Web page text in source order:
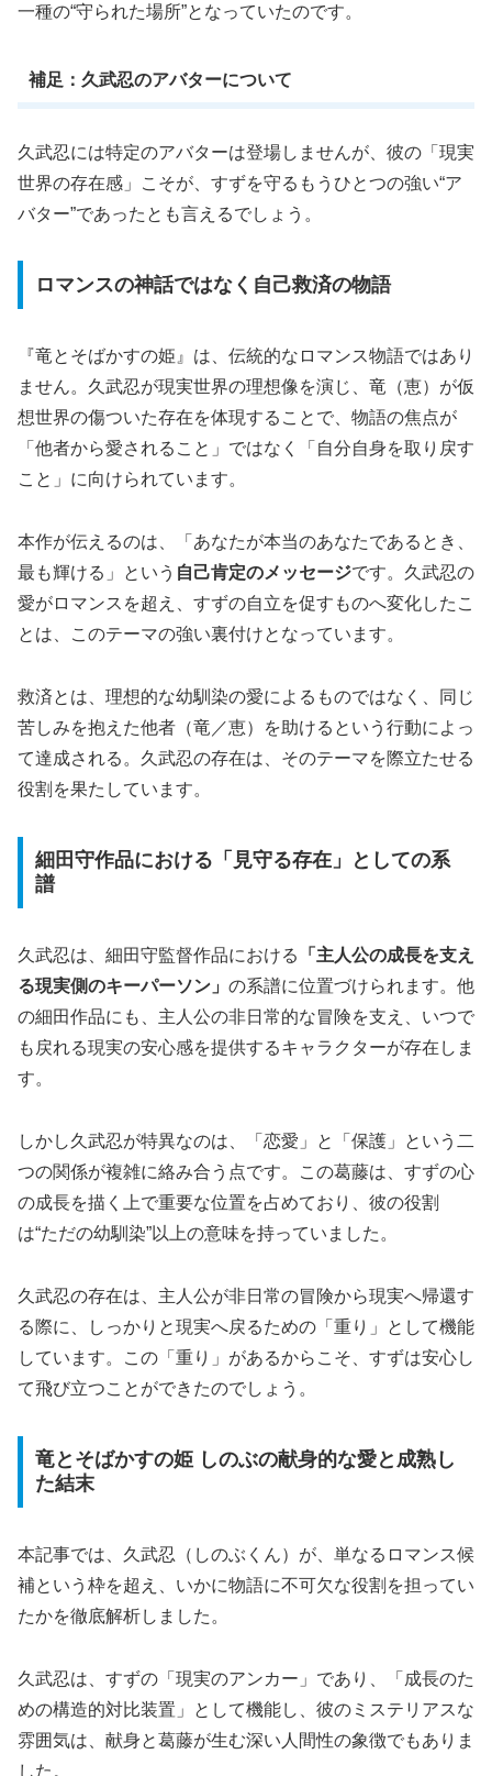
一種の“守られた場所”となっていたのです。
補足：久武忍のアバターについて
久武忍には特定のアバターは登場しませんが、彼の「現実
世界の存在感」こそが、すずを守るもうひとつの強い“ア
バター”であったとも言えるでしょう。
ロマンスの神話ではなく自己救済の物語
『竜とそばかすの姫』は、伝統的なロマンス物語ではあり
ません。久武忍が現実世界の理想像を演じ、竜（恵）が仮
想世界の傷ついた存在を体現することで、物語の焦点が
「他者から愛されること」ではなく「自分自身を取り戻す
こと」に向けられています。
本作が伝えるのは、「あなたが本当のあなたであるとき、
最も輝ける」という 自己肯定のメッセージです。久武忍の
愛がロマンスを超え、すずの自立を促すものへ変化したこ
とは、このテーマの強い裏付けとなっています。
救済とは、理想的な幼馴染の愛によるものではなく、同じ
苦しみを抱えた他者（竜／恵）を助けるという行動によっ
て達成される。久武忍の存在は、そのテーマを際立たせる
役割を果たしています。
細田守作品における「見守る存在」としての系
譜
久武忍は、細田守監督作品における
「主人公の成長を支え
る現実側のキーパーソン」 の系譜に位置づけられます。他
の細田作品にも、主人公の非日常的な冒険を支え、いつで
も戻れる現実の安心感を提供するキャラクターが存在しま
す。
しかし久武忍が特異なのは、「恋愛」と「保護」という二
つの関係が複雑に絡み合う点です。この葛藤は、すずの心
の成長を描く上で重要な位置を占めており、彼の役割
は“ただの幼馴染”以上の意味を持っていました。
久武忍の存在は、主人公が非日常の冒険から現実へ帰還す
る際に、
しっかりと現実へ戻るための「重り」
として機能
しています。この「重り」があるからこそ、すずは安心し
て飛び立つことができたのでしょう。
竜とそばかすの姫 しのぶの献身的な愛と成熟し
た結末
本記事では、久武忍（しのぶくん）が、単なるロマンス候
補という枠を超え、いかに物語に不可欠な役割を担ってい
たかを徹底解析しました。
久武忍は、すずの 「現実のアンカー」 であり、「成長のた
めの構造的対比装置」として機能し、彼のミステリアスな
雰囲気は、献身と葛藤が生む深い人間性の象徴でもありま
した。